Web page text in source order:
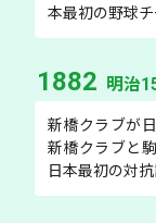
本最初の野球チ
1882 明治
新橋クラブが
新橋クラブと
日本最初の対